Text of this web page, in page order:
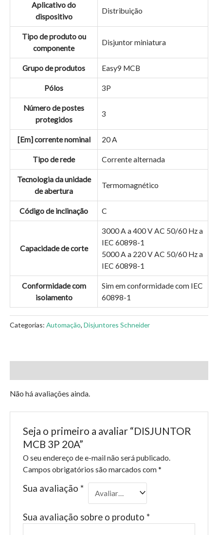
Aplicativo do
dispositivo
Distribuição
Tipo de produto ou
componente
Disjuntor miniatura
Grupo de produtos Easy9 MCB
Pólos 3P
Número de postes
protegidos
3
[Em] corrente nominal 20 A
Tipo de rede Corrente alternada
Tecnologia da unidade
de abertura
Termomagnético
Código de inclinação C
Capacidade de corte
3000 A a 400 V AC 50/60 Hz a
IEC 60898-1
5000 A a 220 V AC 50/60 Hz a
IEC 60898-1
Conformidade com
isolamento
Sim em conformidade com IEC
60898-1
Categorias: Automação, Disjuntores Schneider
Não há avaliações ainda.
Seja o primeiro a avaliar “DISJUNTOR
MCB 3P 20A”
O seu endereço de e-mail não será publicado.
Campos obrigatórios são marcados com *
Sua avaliação *
Sua avaliação sobre o produto *